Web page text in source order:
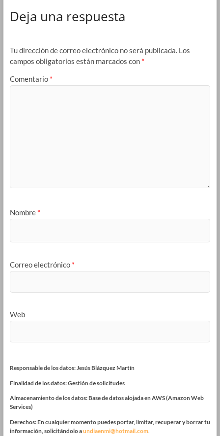
Deja una respuesta
Tu dirección de correo electrónico no será publicada. Los
campos obligatorios están marcados con *
Comentario *
Nombre *
Correo electrónico *
Web
Responsable de los datos: Jesús Blázquez Martín
Finalidad de los datos: Gestión de solicitudes
Almacenamiento de los datos: Base de datos alojada en AWS (Amazon Web
Services)
Derechos: En cualquier momento puedes portar, limitar, recuperar y borrar tu
información, solicitándolo aundiaenmi@hotmail.com.